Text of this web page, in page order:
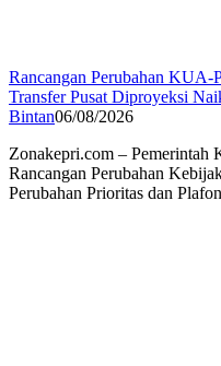
Rancangan Perubahan KUA-
Transfer Pusat Diproyeksi
Bintan06/08/2026
Zonakepri.com – Pemerintah
Rancangan Perubahan
Perubahan Prioritas dan